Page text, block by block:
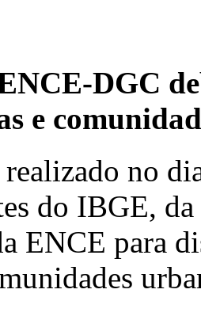
DGC
e
no
do IBGE,
ENCE para